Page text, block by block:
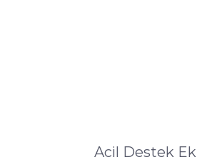
Acil Destek